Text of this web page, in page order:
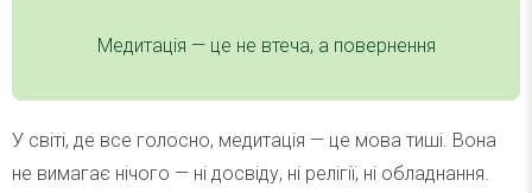
Медитація — це не втеча, а повернення
У світі, де все голосно, медитація — це мова тиші. Вона
не вимагає нічого — ні досвіду, ні релігії, ні обладнання.